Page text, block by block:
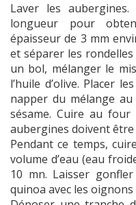
Laver les
longueur pour
épaisseur de 3 mm
et séparer les
un bol, mélanger le
l’huile d’olive. Placer
napper du mélange
sésame. Cuire au four
aubergines doivent
Pendant ce temps,
volume d’eau (eau
10 mn. Laisser
quinoa avec les oignons